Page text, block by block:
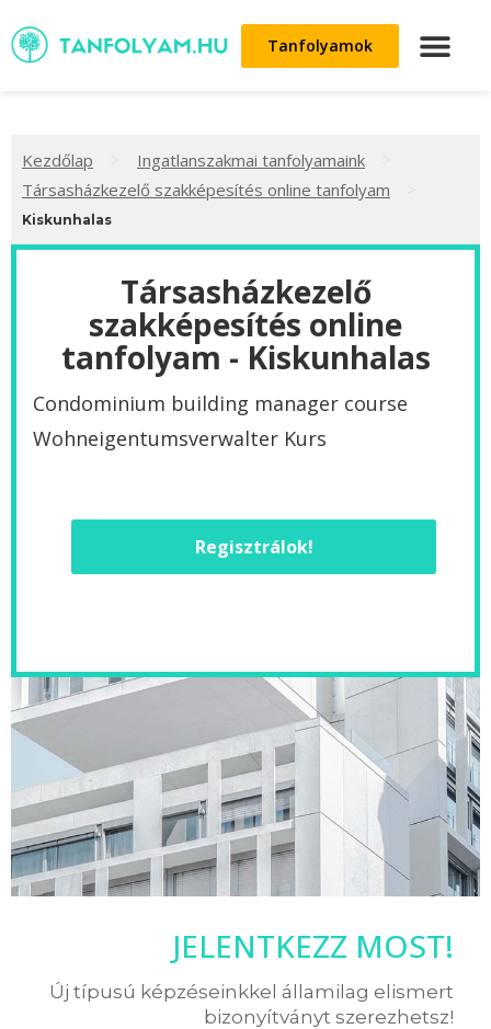
Tanfolyamok
Kezdőlap Ingatlanszakmai tanfolyamaink
Társasházkezelő szakképesítés online tanfolyam
Kiskunhalas
Társasházkezelő
szakképesítés online
tanfolyam - Kiskunhalas
Condominium building manager course
Wohneigentumsverwalter Kurs
Regisztrálok!
JELENTKEZZ MOST!
Új típusú képzéseinkkel államilag elismert
bizonyítványt szerezhetsz!